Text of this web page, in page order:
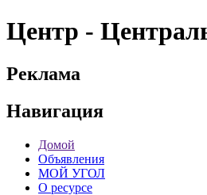
Центр -
Реклама
Навигация
Домой
Объявления
МОЙ УГОЛ
О ресурсе